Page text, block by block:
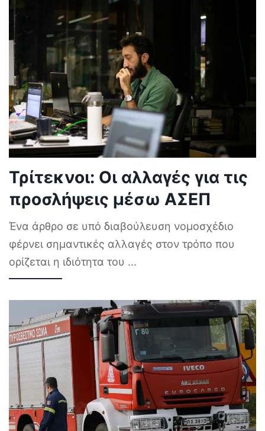
Τρίτεκνοι: Οι αλλαγές για τις
προσλήψεις μέσω ΑΣΕΠ
Ένα άρθρο σε υπό διαβούλευση νομοσχέδιο
φέρνει σημαντικές αλλαγές στον τρόπο που
ορίζεται η ιδιότητα του ...